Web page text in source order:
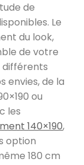
de
Le
du look,
de votre
différents
envies, de la
ou
les
140×190,
option
180 cm